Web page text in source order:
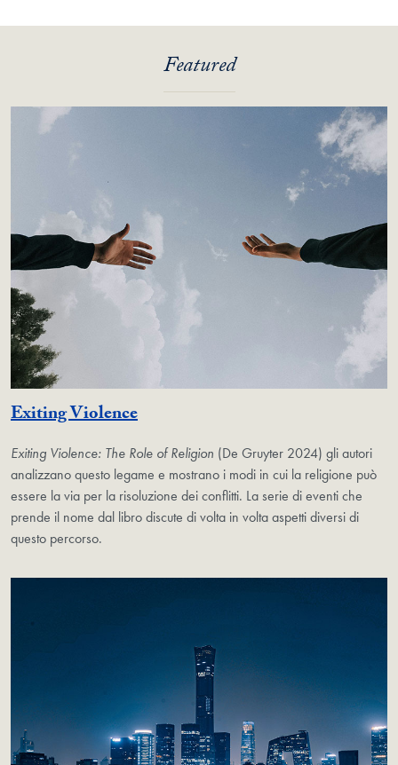
Featured
Exiting Violence
Exiting Violence: The Role of Religion (De Gruyter 2024) gli autori
analizzano questo legame e mostrano i modi in cui la religione può
essere la via per la risoluzione dei conflitti. La serie di eventi che
prende il nome dal libro discute di volta in volta aspetti diversi di
questo percorso.